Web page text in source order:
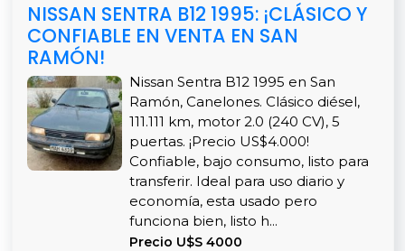
NISSAN SENTRA B12 1995: ¡CLÁSICO Y
CONFIABLE EN VENTA EN SAN
RAMÓN!
Nissan Sentra B12 1995 en San
Ramón, Canelones. Clásico diésel,
111.111 km, motor 2.0 (240 CV), 5
puertas. ¡Precio US$4.000!
Confiable, bajo consumo, listo para
transferir. Ideal para uso diario y
economía, esta usado pero
funciona bien, listo h...
Precio U$S 4000